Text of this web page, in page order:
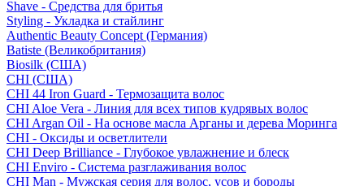
Shave - Средства для бритья
Styling - Укладка и стайлинг
Authentic Beauty Concept (Германия)
Batiste (Великобритания)
Biosilk (США)
CHI (США)
CHI 44 Iron Guard - Термозащита волос
CHI Aloe Vera - Линия для всех типов кудрявых волос
CHI Argan Oil - На основе масла Арганы и дерева Моринга
CHI - Оксиды и осветлители
CHI Deep Brilliance - Глубокое увлажнение и блеск
CHI Enviro - Система разглаживания волос
CHI Man - Мужская серия для волос, усов и бороды